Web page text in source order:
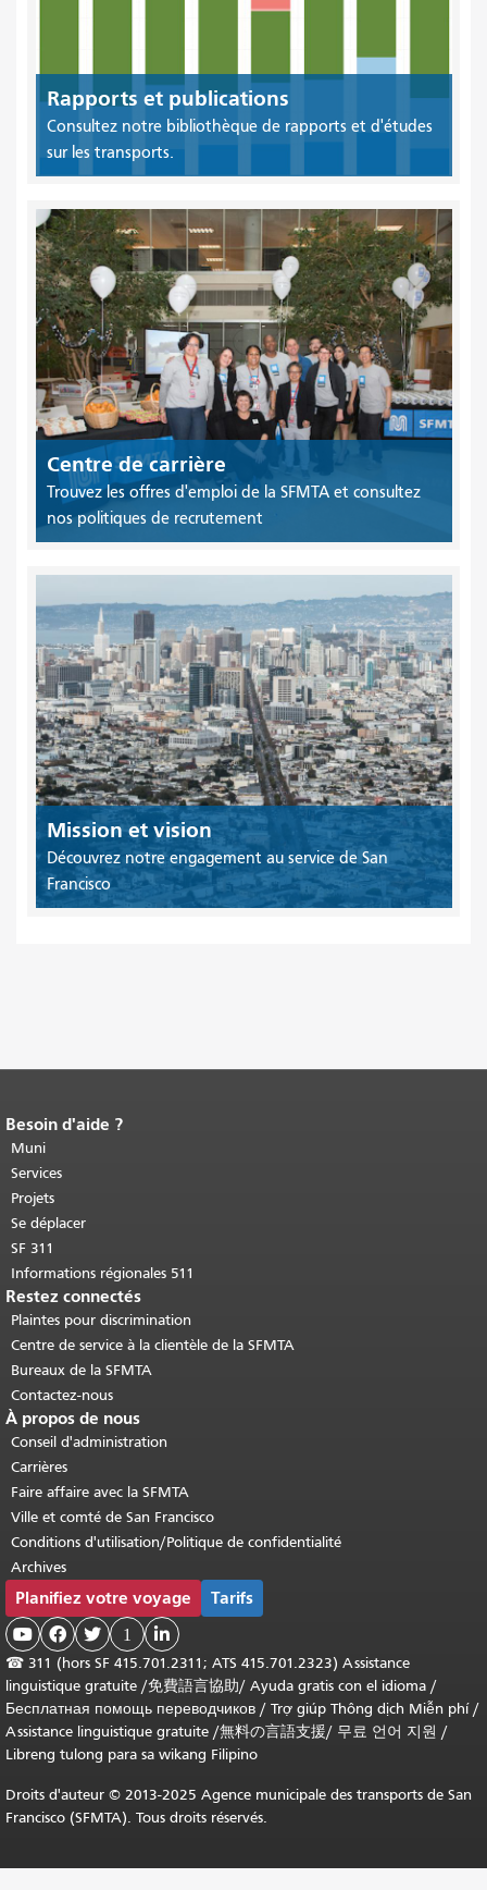
Rapports et publications
Consultez notre bibliothèque de rapports et d'études
sur les transports.
Centre de carrière
Trouvez les offres d'emploi de la SFMTA et consultez
nos politiques de recrutement
Mission et vision
Découvrez notre engagement au service de San
Francisco
Fin du contenu de la page.
cette page se répète sur chaque page.
Retour au haut du contenu principal
Besoin d'aide ?
Muni
Services
Projets
Se déplacer
SF 311
Informations régionales 511
Restez connectés
Plaintes pour discrimination
Centre de service à la clientèle de la SFMTA
Bureaux de la SFMTA
Contactez-nous
À propos de nous
Conseil d'administration
Carrières
Faire affaire avec la SFMTA
Ville et comté de San Francisco
Conditions d'utilisation/Politique de confidentialité
Archives
Planifiez votre voyage Tarifs
   1 
☎ 311 (hors SF 415.701.2311; ATS 415.701.2323) Assistance
linguistique gratuite /免費語言協助/ Ayuda gratis con el idioma /
Бесплатная помощь переводчиков / Trợ giúp Thông dịch Miễn phí/
Assistance linguistique gratuite /無料の言語支援/ 무료 언어 지원 /
Libreng tulong para sa wikang Filipino
Droits d'auteur © 2013-2025 Agence municipale des transports de San
Francisco (SFMTA). Tous droits réservés.